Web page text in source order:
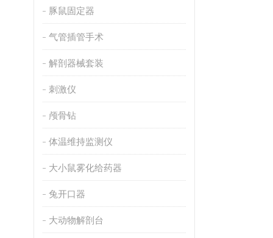
豚鼠固定器
气管插管手术
解剖器械套装
刺激仪
颅骨钻
体温维持监测仪
大小鼠雾化给药器
兔开口器
大动物解剖台